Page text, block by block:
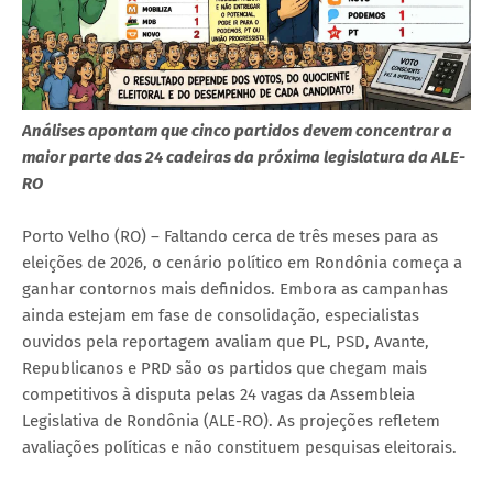
Análises apontam que cinco partidos devem concentrar a
maior parte das 24 cadeiras da próxima legislatura da ALE-
RO
Porto Velho (RO) – Faltando cerca de três meses para as
eleições de 2026, o cenário político em Rondônia começa a
ganhar contornos mais definidos. Embora as campanhas
ainda estejam em fase de consolidação, especialistas
ouvidos pela reportagem avaliam que PL, PSD, Avante,
Republicanos e PRD são os partidos que chegam mais
competitivos à disputa pelas 24 vagas da Assembleia
Legislativa de Rondônia (ALE-RO). As projeções refletem
avaliações políticas e não constituem pesquisas eleitorais.